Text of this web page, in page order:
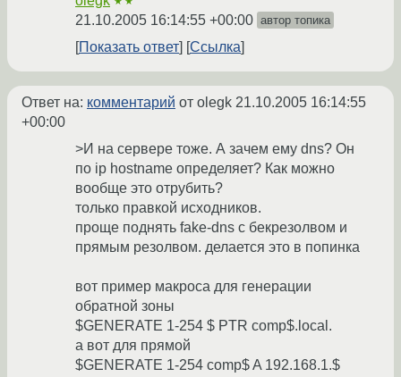
21.10.2005 16:14:55 +00:00 автор топика
Показать ответ Ссылка
Ответ на: комментарий от olegk 21.10.2005 16:14:55
+00:00
>И на сервере тоже. А зачем ему dns? Он
по ip hostname определяет? Как можно
вообще это отрубить?
только правкой исходников.
проще поднять fake-dns с бекрезолвом и
прямым резолвом. делается это в попинка
вот пример макроса для генерации
обратной зоны
$GENERATE 1-254 $ PTR comp$.local.
а вот для прямой
$GENERATE 1-254 comp$ A 192.168.1.$